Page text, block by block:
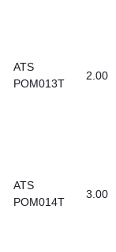
ATS
POM013T
2.00
ATS
POM014T
3.00